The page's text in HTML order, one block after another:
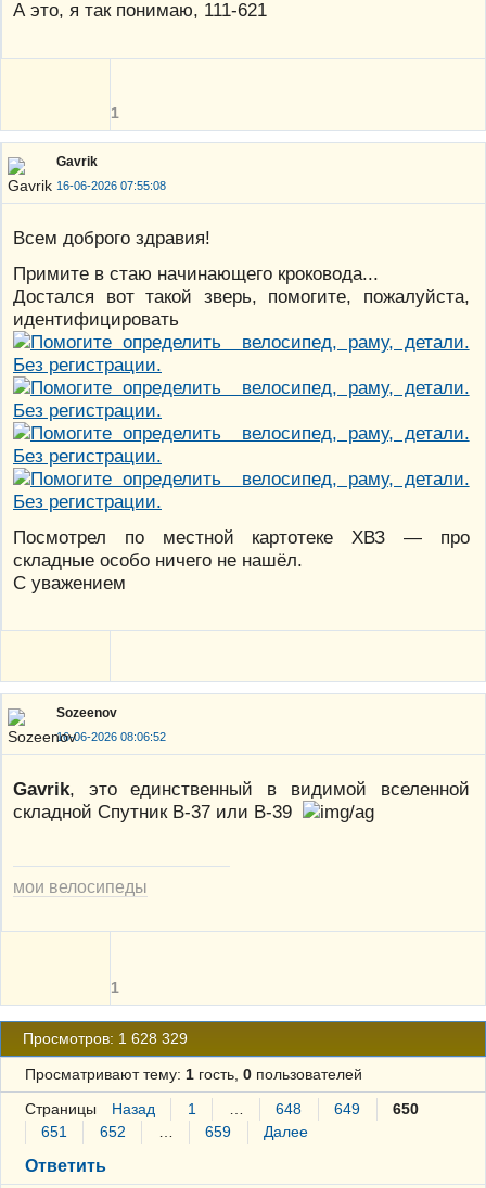
А это, я так понимаю, 111-621
1
Gavrik
16-06-2026 07:55:08
Всем доброго здравия!
Примите в стаю начинающего кроковода...
Достался вот такой зверь, помогите, пожалуйста,
идентифицировать
Посмотрел по местной картотеке ХВЗ — про
складные особо ничего не нашёл.
С уважением
Sozeenov
16-06-2026 08:06:52
Gavrik, это единственный в видимой вселенной
складной Спутник В-37 или В-39
мои велосипеды
1
Просмотров: 1 628 329
Просматривают тему: 1гость, 0пользователей
Страницы Назад 1 … 648 649
650
651
652 … 659 Далее
Ответить